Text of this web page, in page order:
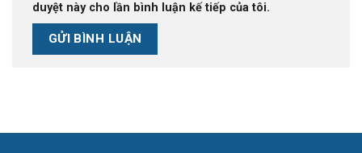
duyệt này cho lần bình luận kế tiếp của tôi.